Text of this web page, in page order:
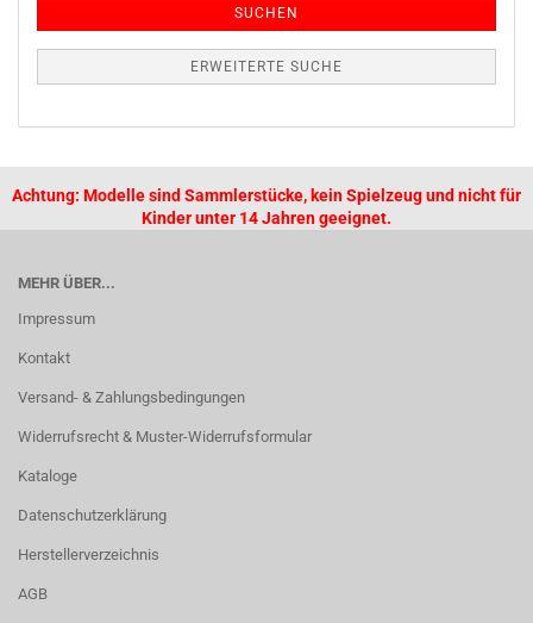
SUCHEN
ERWEITERTE SUCHE
Achtung: Modelle sind Sammlerstücke, kein Spielzeug und nicht für
Kinder unter 14 Jahren geeignet.
MEHR ÜBER...
Impressum
Kontakt
Versand- & Zahlungsbedingungen
Widerrufsrecht & Muster-Widerrufsformular
Kataloge
Datenschutzerklärung
Herstellerverzeichnis
AGB